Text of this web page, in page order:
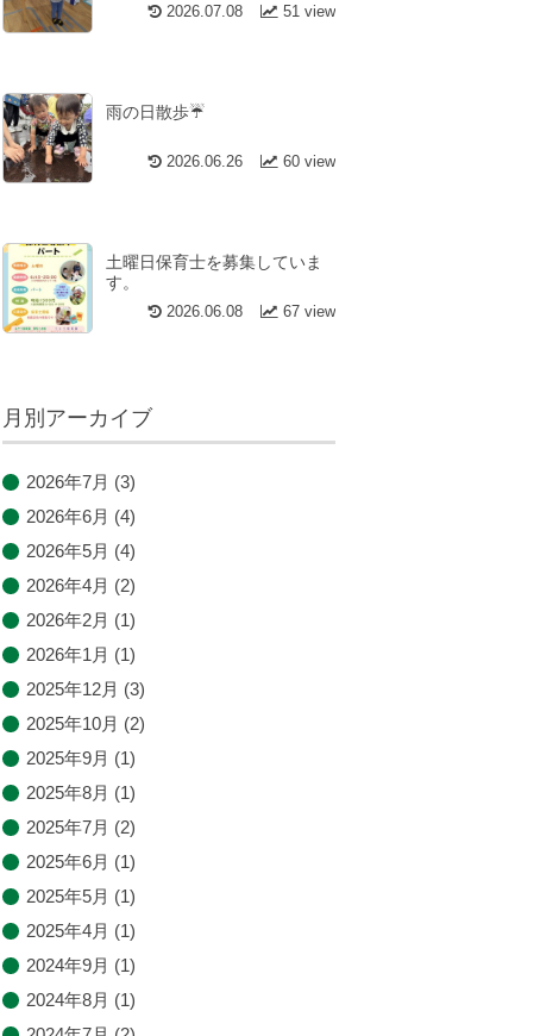
51 view
2026.07.08
雨の日散歩☔
60 view
2026.06.26
土曜日保育士を募集していま
す。
67 view
2026.06.08
月別アーカイブ
2026年7月 (3)
2026年6月 (4)
2026年5月 (4)
2026年4月 (2)
2026年2月 (1)
2026年1月 (1)
2025年12月 (3)
2025年10月 (2)
2025年9月 (1)
2025年8月 (1)
2025年7月 (2)
2025年6月 (1)
2025年5月 (1)
2025年4月 (1)
2024年9月 (1)
2024年8月 (1)